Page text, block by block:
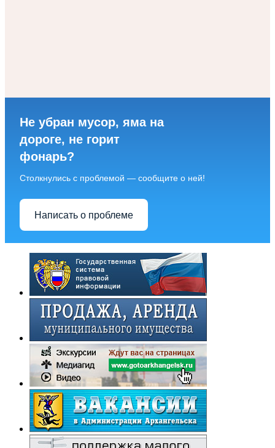
Не убран мусор, яма на
дороге, не горит
фонарь?
Столкнулись с проблемой — сообщите о ней!
Написать о проблеме